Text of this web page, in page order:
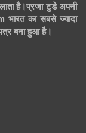
है।प्रजा टुडे अपनी
भारत का सबसे ज्यादा
बना हुआ है।